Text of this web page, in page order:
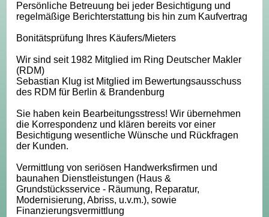
Persönliche Betreuung bei jeder Besichtigung und
regelmäßige Berichterstattung bis hin zum Kaufvertrag
Bonitätsprüfung Ihres Käufers/Mieters
Wir sind seit 1982 Mitglied im Ring Deutscher Makler
(RDM)
Sebastian Klug ist Mitglied im Bewertungsausschuss
des RDM für Berlin & Brandenburg
Sie haben kein Bearbeitungsstress! Wir übernehmen
die Korrespondenz und klären bereits vor einer
Besichtigung wesentliche Wünsche und Rückfragen
der Kunden.
Vermittlung von seriösen Handwerksfirmen und
baunahen Dienstleistungen (Haus &
Grundstücksservice - Räumung, Reparatur,
Modernisierung, Abriss, u.v.m.), sowie
Finanzierungsvermittlung